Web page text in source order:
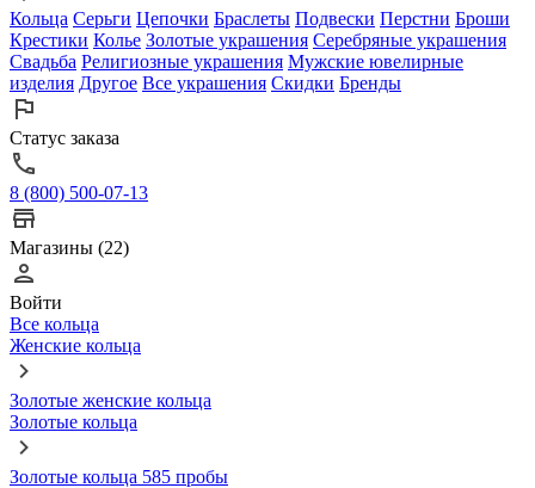
Кольца Серьги Цепочки Браслеты Подвески Перстни Броши
Крестики Колье Золотые украшения Серебряные украшения
Свадьба Религиозные украшения Мужские ювелирные
изделия Другое Все украшения Скидки Бренды
Статус заказа
8 (800) 500-07-13
Магазины (22)
Войти
Все кольца
Женские кольца
Золотые женские кольца
Золотые кольца
Золотые кольца 585 пробы